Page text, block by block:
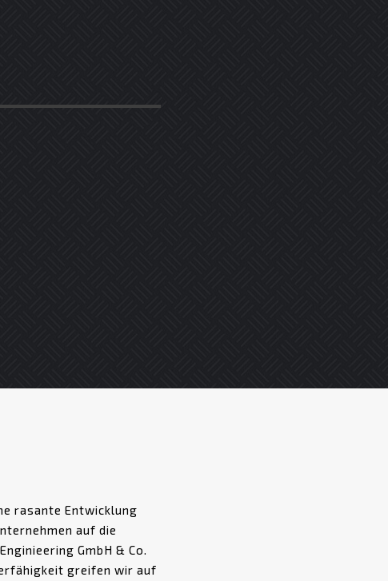
rasante Entwicklung
auf die
GmbH & Co.
greifen wir auf